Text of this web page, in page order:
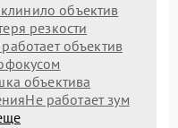
объектив
резкости
объектив
объектива
Не работает зум